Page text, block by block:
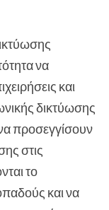
να
και
δικτύωσης
προσεγγίσουν
στις
το
και να